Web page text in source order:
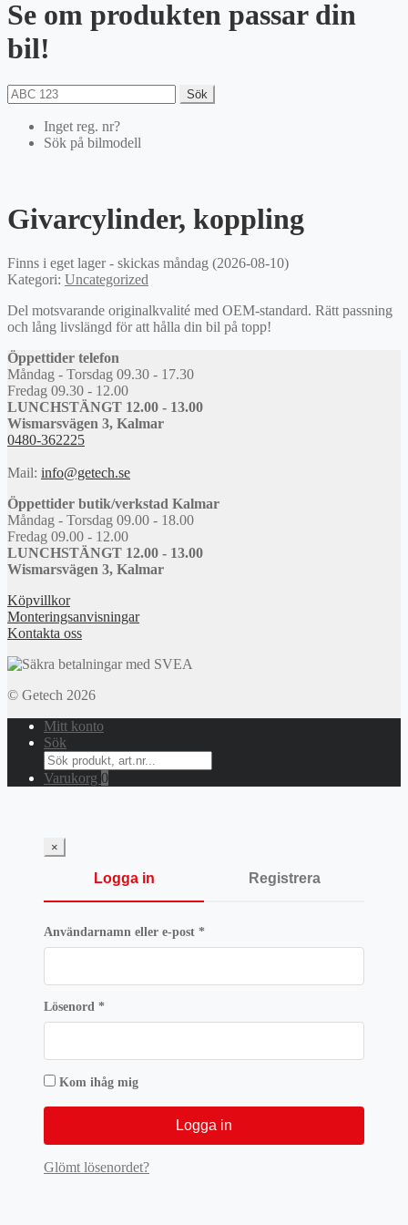
Se om produkten passar din
bil!
Sök
Inget reg. nr?
Sök på bilmodell
Givarcylinder, koppling
Finns i eget lager - skickas måndag (2026-08-10)
Kategori: Uncategorized
Del motsvarande originalkvalité med OEM-standard. Rätt passning
och lång livslängd för att hålla din bil på topp!
Öppettider telefon
Måndag - Torsdag 09.30 - 17.30
Fredag 09.30 - 12.00
LUNCHSTÄNGT 12.00 - 13.00
Wismarsvägen 3, Kalmar
0480-362225
Mail: info@getech.se
Öppettider butik/verkstad Kalmar
Måndag - Torsdag 09.00 - 18.00
Fredag 09.00 - 12.00
LUNCHSTÄNGT 12.00 - 13.00
Wismarsvägen 3, Kalmar
Köpvillkor
Monteringsanvisningar
Kontakta oss
© Getech 2026
Mitt konto
Sök
Search
for:
Varukorg 0
×
Logga in Registrera
Användarnamn eller e-post *Obligatoriskt
Lösenord *Obligatoriskt
Kom ihåg mig
Logga in
Glömt lösenordet?